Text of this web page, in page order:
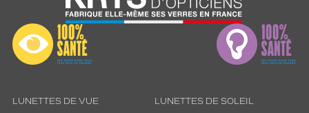
LUNETTES DE VUE LUNETTES DE SOLEIL